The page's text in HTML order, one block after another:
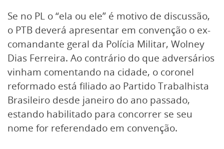
Se no PL o “ela ou ele” é motivo de discussão,
o PTB deverá apresentar em convenção o ex-
comandante geral da Polícia Militar, Wolney
Dias Ferreira. Ao contrário do que adversários
vinham comentando na cidade, o coronel
reformado está filiado ao Partido Trabalhista
Brasileiro desde janeiro do ano passado,
estando habilitado para concorrer se seu
nome for referendado em convenção.